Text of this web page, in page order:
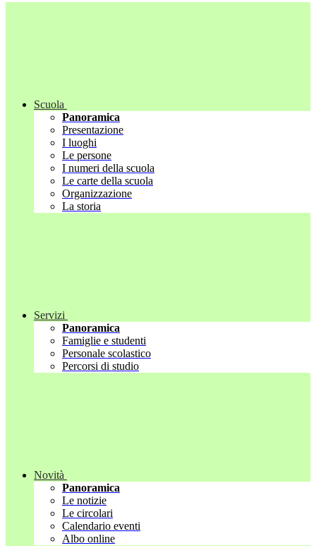
Scuola
Panoramica
Presentazione
I luoghi
Le persone
I numeri della scuola
Le carte della scuola
Organizzazione
La storia
Servizi
Panoramica
Famiglie e studenti
Personale scolastico
Percorsi di studio
Novità
Panoramica
Le notizie
Le circolari
Calendario eventi
Albo online